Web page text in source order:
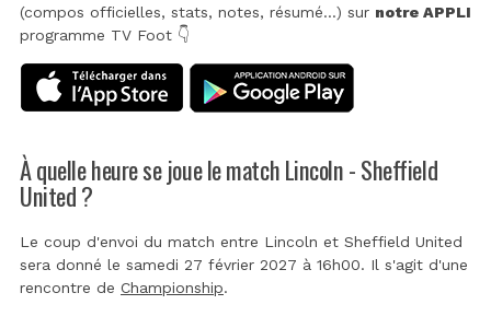
(compos officielles, stats, notes, résumé...) sur notre APPLI
programme TV Foot 👇
À quelle heure se joue le match Lincoln - Sheffield
United ?
Le coup d'envoi du match entre Lincoln et Sheffield United
sera donné le samedi 27 février 2027 à 16h00. Il s'agit d'une
rencontre de Championship.